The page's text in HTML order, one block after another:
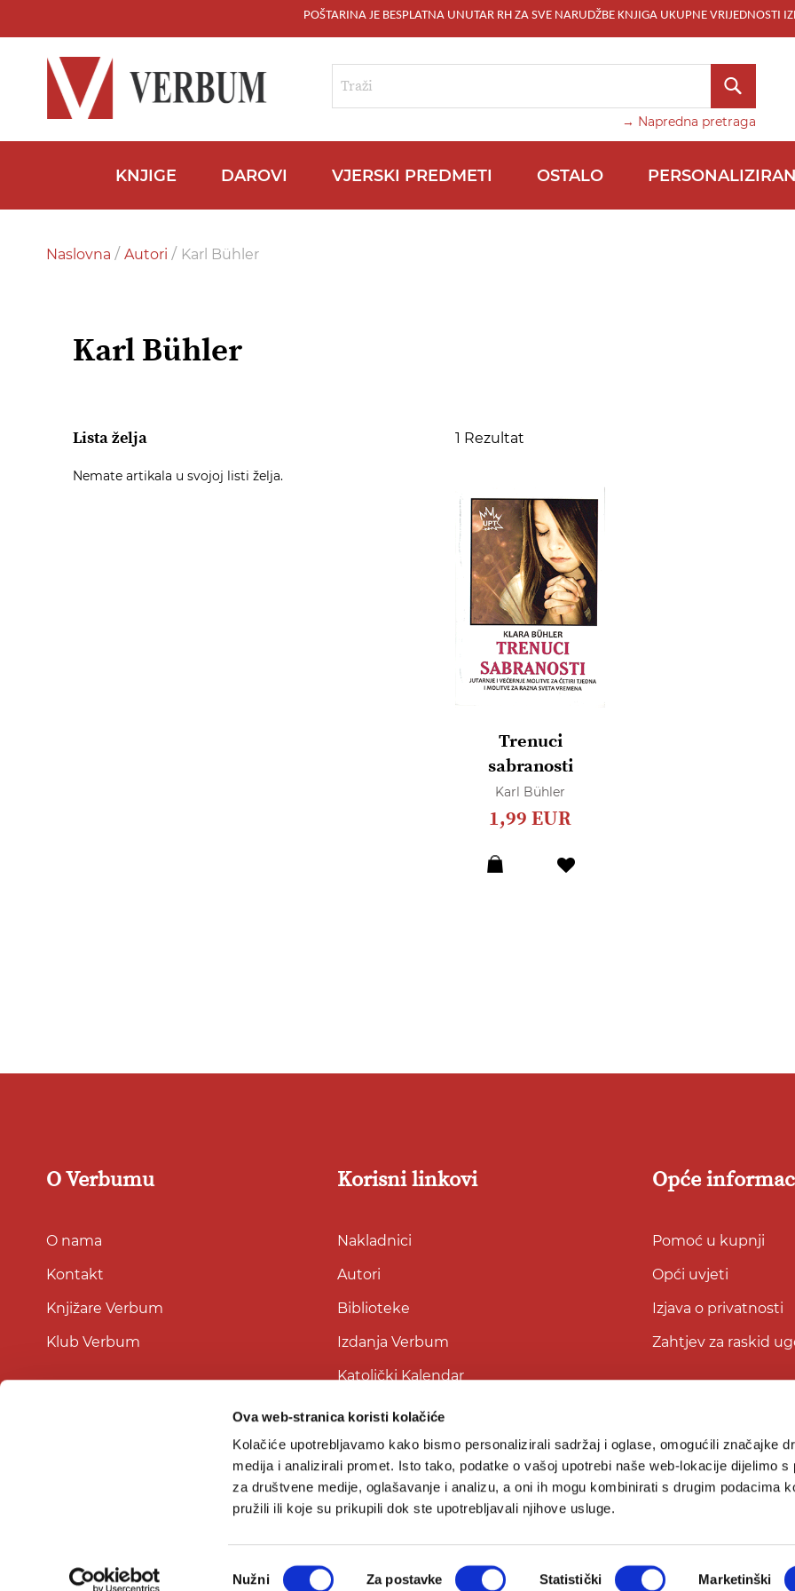
Ova web-stranica koristi kolačiće
Kolačiće upotrebljavamo kako bismo personalizirali sadržaj i oglase, omogućili značajke
medija i analizirali promet. Isto tako, podatke o vašoj upotrebi naše web-lokacije dijelimo s
za društvene medije, oglašavanje i analizu, a oni ih mogu kombinirati s drugim podacima
pružili ili koje su prikupili dok ste upotrebljavali njihove usluge.
Nužni Za postavke Statistički Marketinški
POŠTARINA JE BESPLATNA UNUTAR RH ZA SVE NARUDŽBE KNJIGA UKUPNE VRIJEDNOSTI
Content
→ Napredna pretraga
TRAŽI
KNJIGE DAROVI VJERSKI PREDMETI OSTALO
Naslovna Autori Karl Bühler
Karl Bühler
1 Rezultat
Trenuci
sabranosti
Karl Bühler
1,99 EUR
Dodaj
Lista želja
Nemate artikala u svojoj listi želja.
O Verbumu
O nama
Kontakt
Knjižare Verbum
Klub Verbum
Korisni linkovi
Nakladnici
Autori
Biblioteke
Izdanja Verbum
Katolički Kalendar
Opće
Pomoć u kupnji
Opći uvjeti
Izjava o privatnosti
Zahtjev za raskid
© 2026Verbum d.o.o.Sva prava pridržana.